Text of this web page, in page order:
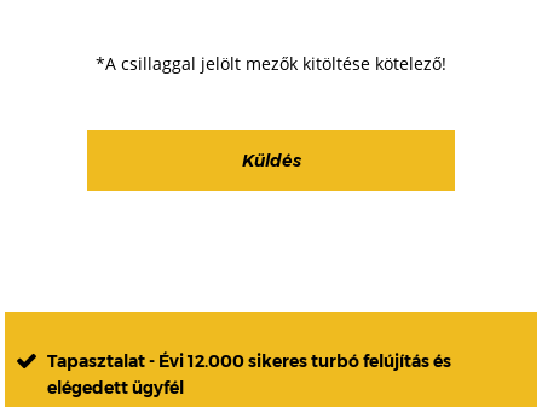
*A csillaggal jelölt mezők kitöltése kötelező!
Tapasztalat - Évi 12.000 sikeres turbó felújítás és
elégedett ügyfél